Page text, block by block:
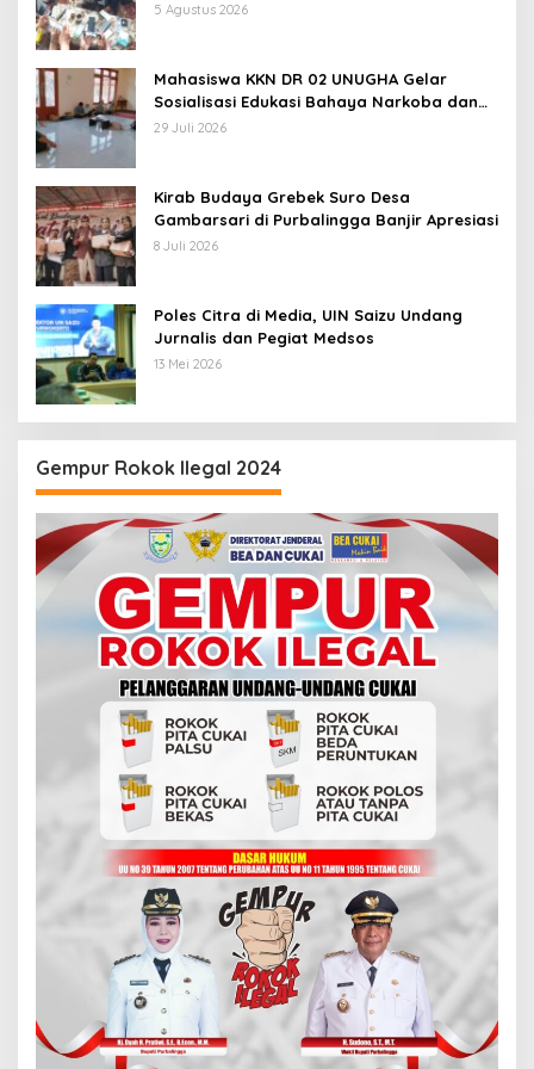
Digital
5 Agustus 2026
Mahasiswa KKN DR 02 UNUGHA Gelar
Sosialisasi Edukasi Bahaya Narkoba dan
Tanggap Ular di Masjid Fathurrahman
29 Juli 2026
Kirab Budaya Grebek Suro Desa
Gambarsari di Purbalingga Banjir Apresiasi
8 Juli 2026
Poles Citra di Media, UIN Saizu Undang
Jurnalis dan Pegiat Medsos
13 Mei 2026
Gempur Rokok Ilegal 2024